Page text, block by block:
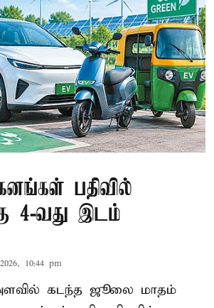
பதிவில்
4-வது இடம்
10:44 pm
அளவில் கடந்த ஜூலை மாதம்